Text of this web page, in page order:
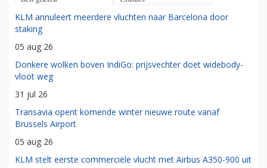
KLM annuleert meerdere vluchten naar Barcelona door
staking
05 aug 26
Donkere wolken boven IndiGo: prijsvechter doet widebody-
vloot weg
31 jul 26
Transavia opent komende winter nieuwe route vanaf
Brussels Airport
05 aug 26
KLM stelt eerste commerciële vlucht met Airbus A350-900 uit